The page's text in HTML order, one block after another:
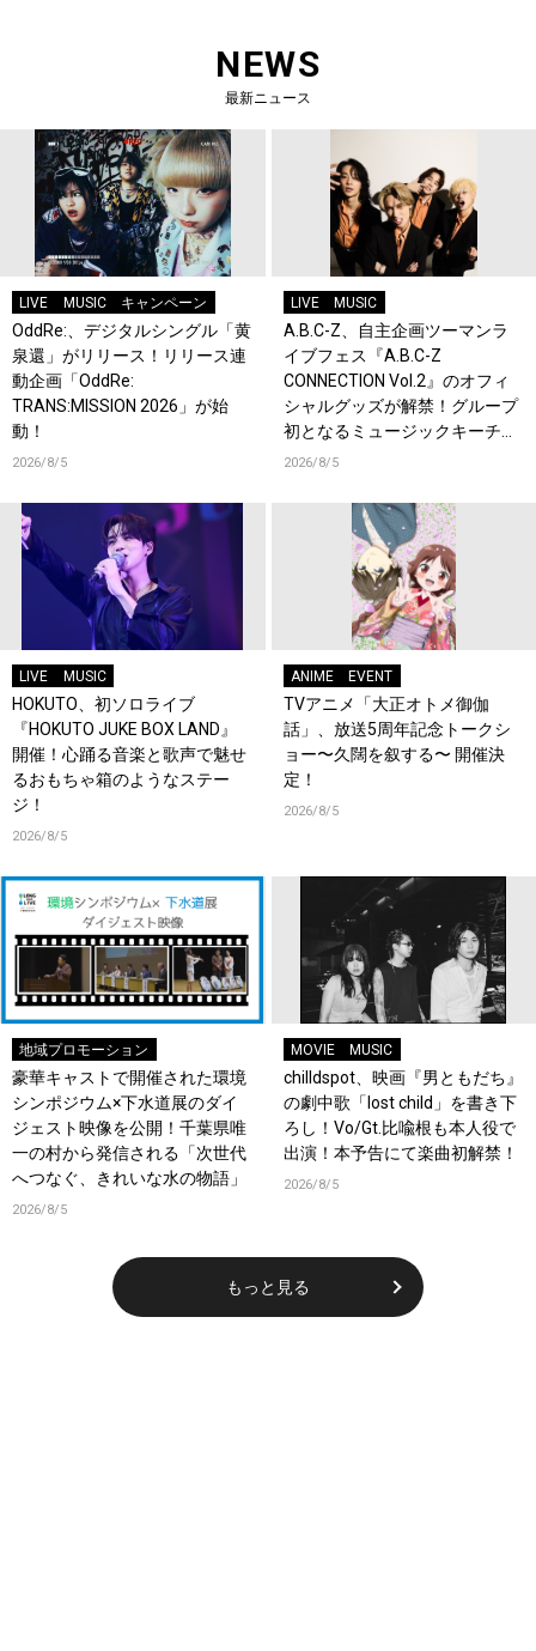
NEWS
最新ニュース
LIVE MUSIC キャンペーン
OddRe:、デジタルシングル「黄
泉還」がリリース！リリース連
動企画「OddRe:
TRANS:MISSION 2026」が始
動！
2026/8/5
LIVE MUSIC
A.B.C-Z、自主企画ツーマンラ
イブフェス『A.B.C-Z
CONNECTION Vol.2』のオフィ
シャルグッズが解禁！グループ
初となるミュージックキーチェ
ーンが登場！
2026/8/5
LIVE MUSIC
HOKUTO、初ソロライブ
『HOKUTO JUKE BOX LAND』
開催！心踊る音楽と歌声で魅せ
るおもちゃ箱のようなステー
ジ！
2026/8/5
ANIME EVENT
TVアニメ「大正オトメ御伽
話」、放送5周年記念トークシ
ョー〜久闊を叙する〜 開催決
定！
2026/8/5
地域プロモーション
豪華キャストで開催された環境
シンポジウム×下水道展のダイ
ジェスト映像を公開！千葉県唯
一の村から発信される「次世代
へつなぐ、きれいな水の物語」
2026/8/5
MOVIE MUSIC
chilldspot、映画『男ともだち』
の劇中歌「lost child」を書き下
ろし！Vo/Gt.比喩根も本人役で
出演！本予告にて楽曲初解禁！
2026/8/5
もっと見る